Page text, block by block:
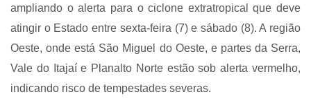
ampliando o alerta para o ciclone extratropical que deve
atingir o Estado entre sexta-feira (7) e sábado (8). A região
Oeste, onde está São Miguel do Oeste, e partes da Serra,
Vale do Itajaí e Planalto Norte estão sob alerta vermelho,
indicando risco de tempestades severas.